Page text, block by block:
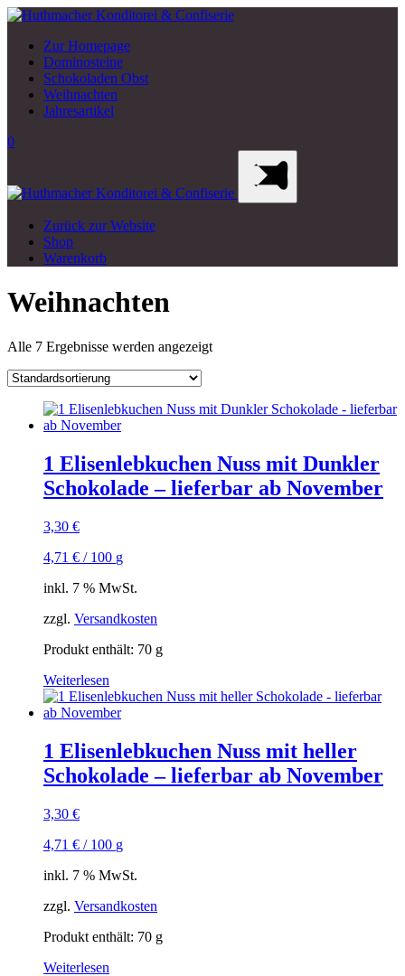
Zur Homepage
Dominosteine
Schokoladen Obst
Weihnachten
Jahresartikel
0
Zurück zur Website
Shop
Warenkorb
Weihnachten
Alle 7 Ergebnisse werden angezeigt
1 Elisenlebkuchen Nuss mit Dunkler
Schokolade – lieferbar ab November
3,30 €
4,71 € / 100 g
inkl. 7 % MwSt.
zzgl. Versandkosten
Produkt enthält: 70 g
Weiterlesen
1 Elisenlebkuchen Nuss mit heller
Schokolade – lieferbar ab November
3,30 €
4,71 € / 100 g
inkl. 7 % MwSt.
zzgl. Versandkosten
Produkt enthält: 70 g
Weiterlesen